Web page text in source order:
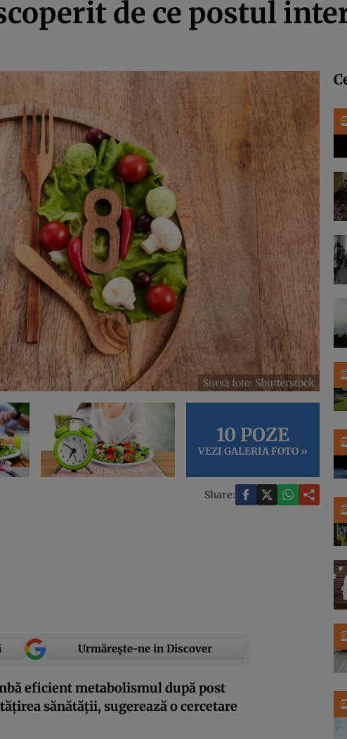
de ce postul
Sursa foto: Shutterstock
10 POZE
VEZI GALERIA FOTO »
Share:
Urmărește-ne in Discover
eficient metabolismul după post
sănătății, sugerează o cercetare